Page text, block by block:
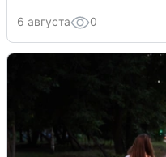
6 августа 0